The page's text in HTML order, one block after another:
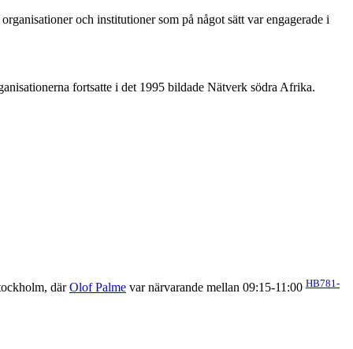
och institutioner som på något sätt var engagerade i
fortsatte i det 1995 bildade Nätverk södra Afrika.
därOlof Palme var närvarande mellan 09:15-11:00 HB781-